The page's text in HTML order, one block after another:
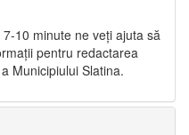
7-10 minute ne veți ajuta să
pentru redactarea
Municipiului Slatina.